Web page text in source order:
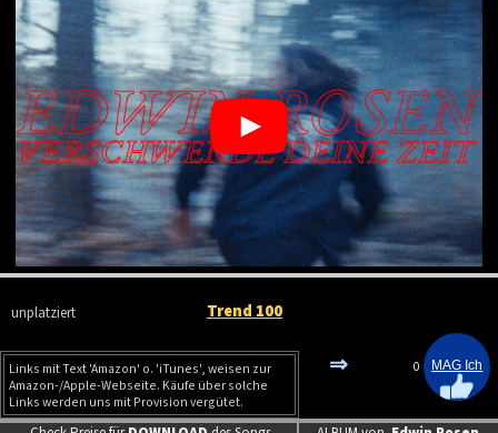
unplatziert Trend 100
Links mit Text 'Amazon' o. 'iTunes', weisen zur
Amazon-/Apple-Webseite. Käufe über solche
Links werden uns mit Provision vergütet.
⇒ 0